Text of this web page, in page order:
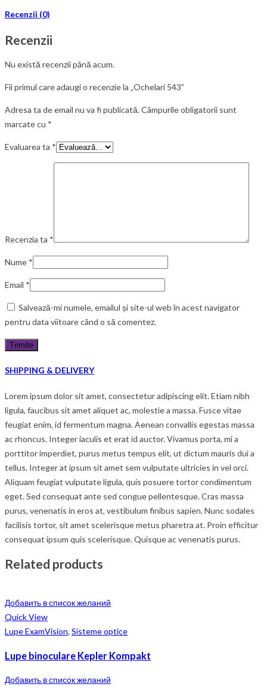
Recenzii (0)
Recenzii
Nu există recenzii până acum.
Fii primul care adaugi o recenzie la „Ochelari 543”
Adresa ta de email nu va fi publicată.Câmpurile obligatorii sunt
marcate cu *
Evaluarea ta *
Recenzia ta *
Nume *
Email *
Salvează-mi numele, emailul și site-ul web în acest navigator
pentru data viitoare când o să comentez.
SHIPPING & DELIVERY
Lorem ipsum dolor sit amet, consectetur adipiscing elit. Etiam nibh
ligula, faucibus sit amet aliquet ac, molestie a massa. Fusce vitae
feugiat enim, id fermentum magna. Aenean convallis egestas massa
ac rhoncus. Integer iaculis et erat id auctor. Vivamus porta, mi a
porttitor imperdiet, purus metus tempus elit, ut dictum mauris dui a
tellus. Integer at ipsum sit amet sem vulputate ultricies in vel orci.
Aliquam feugiat vulputate ligula, quis posuere tortor condimentum
eget. Sed consequat ante sed congue pellentesque. Cras massa
purus, venenatis in eros at, vestibulum finibus sapien. Nunc sodales
facilisis tortor, sit amet scelerisque metus pharetra at. Proin efficitur
consequat ipsum quis scelerisque. Quisque ac venenatis purus.
Related products
Добавить в список желаний
Quick View
Lupe ExamVision, Sisteme optice
Lupe binoculare Kepler Kompakt
Добавить в список желаний